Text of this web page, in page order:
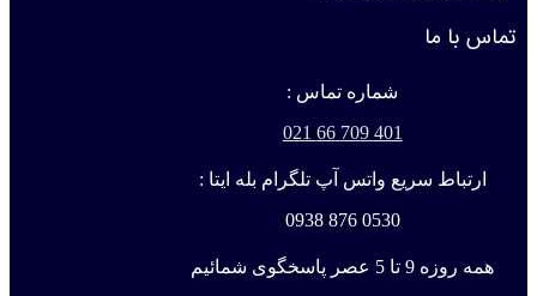
تماس با ما
شماره تماس :
401 709 66 021
ارتباط سریع واتس آپ تلگرام بله ایتا :
0530 876 0938
همه روزه 9 تا 5 عصر پاسخگوی شمائیم